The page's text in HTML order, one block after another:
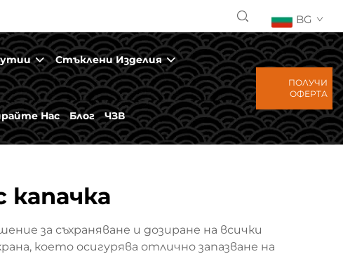
BG
Стъклени Изделия
Нас Блог ЧЗВ
ПОЛУЧИ
ОФЕРТА
за съхраняване и дозиране на всички
което осигурява отлично запазване на